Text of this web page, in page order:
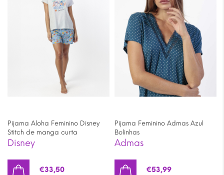
Pijama Aloha Feminino Disney
Stitch de manga curta
Disney
€33,50
Pijama Feminino Admas Azul
Bolinhas
Admas
€53,99